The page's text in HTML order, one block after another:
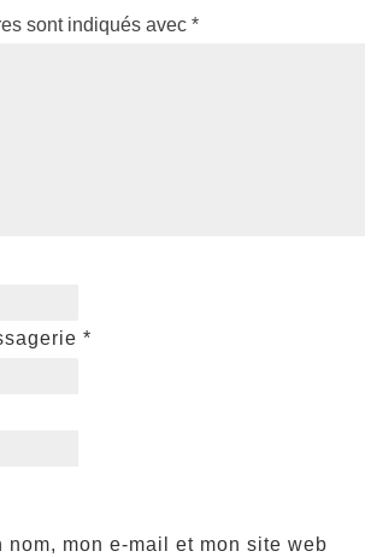
sont indiqués avec *
*
nom, mon e-mail et mon site web